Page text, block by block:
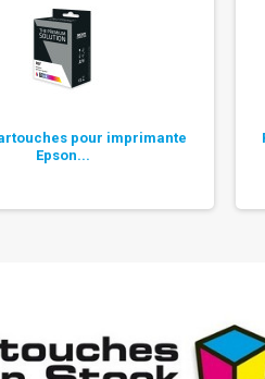
pour imprimante
Epson...